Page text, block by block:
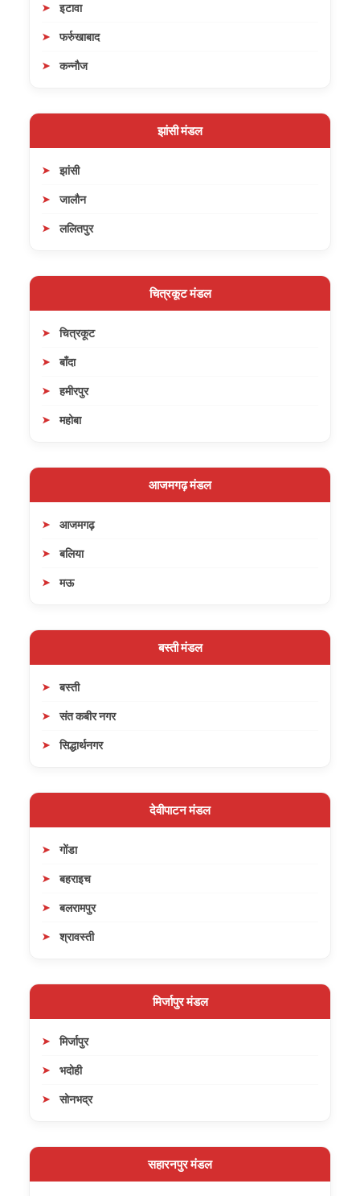
इटावा
फर्रुखाबाद
कन्नौज
झांसी मंडल
झांसी
जालौन
ललितपुर
चित्रकूट मंडल
चित्रकूट
बाँदा
हमीरपुर
महोबा
आजमगढ़ मंडल
आजमगढ़
बलिया
मऊ
बस्ती मंडल
बस्ती
संत कबीर नगर
सिद्धार्थनगर
देवीपाटन मंडल
गोंडा
बहराइच
बलरामपुर
श्रावस्ती
मिर्जापुर मंडल
मिर्जापुर
भदोही
सोनभद्र
सहारनपुर मंडल